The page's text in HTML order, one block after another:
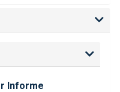
Informe